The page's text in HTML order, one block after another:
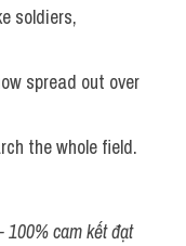
soldiers,
spread out over
the whole field.
- 100% cam kết đạt